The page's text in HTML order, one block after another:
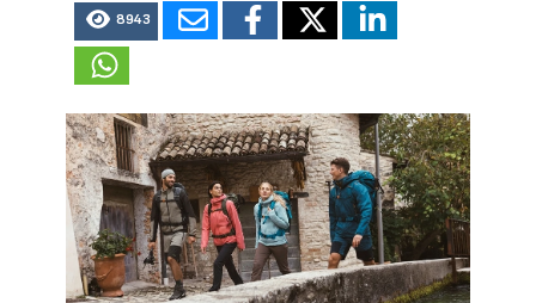
8943